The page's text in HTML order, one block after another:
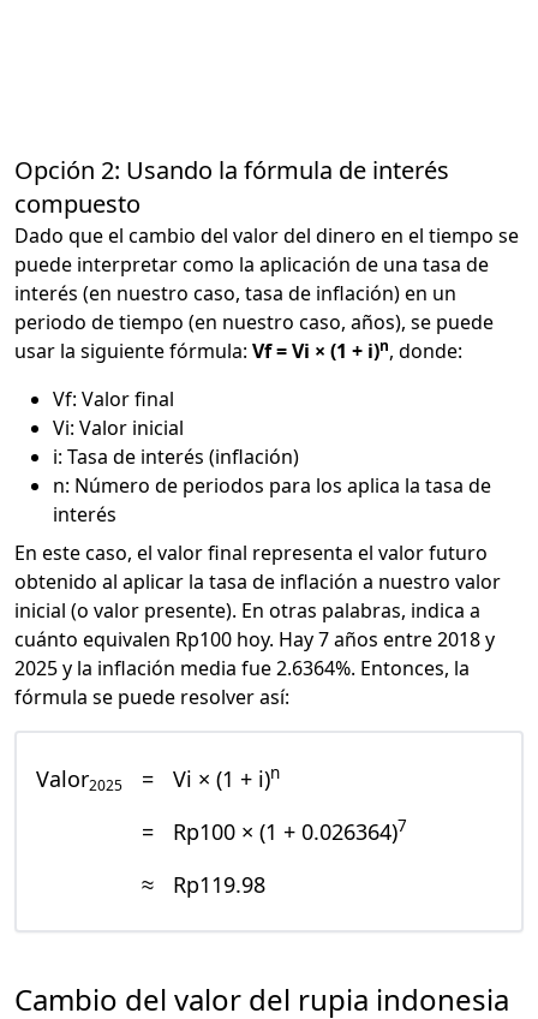
Opción 2: Usando la fórmula de interés
compuesto
Dado que el cambio del valor del dinero en el tiempo se
puede interpretar como la aplicación de una tasa de
interés (en nuestro caso, tasa de inflación) en un
periodo de tiempo (en nuestro caso, años), se puede
usar la siguiente fórmula: Vf = Vi × (1 + i)n, donde:
Vf: Valor final
Vi: Valor inicial
i: Tasa de interés (inflación)
n: Número de periodos para los aplica la tasa de
interés
En este caso, el valor final representa el valor futuro
obtenido al aplicar la tasa de inflación a nuestro valor
inicial (o valor presente). En otras palabras, indica a
cuánto equivalen Rp100 hoy. Hay 7 años entre 2018 y
2025 y la inflación media fue 2.6364%. Entonces, la
fórmula se puede resolver así:
Valor2025 = Vi × (1 + i)n
= Rp100 × (1 + 0.026364)7
≈ Rp119.98
Cambio del valor del rupia indonesia